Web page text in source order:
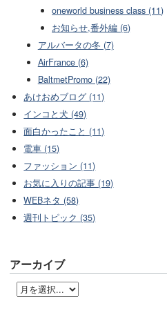
oneworld business class (11)
お知らせ,番外編 (6)
アルバータの冬 (7)
AirFrance (6)
BaltmetPromo (22)
あけおめブログ (11)
インコと犬 (49)
面白かったこと (11)
電車 (15)
ファッション (11)
お気に入りの記事 (19)
WEBネタ (58)
週刊トピック (35)
アーカイブ